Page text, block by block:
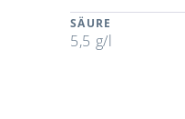
SÄURE
5,5 g/l